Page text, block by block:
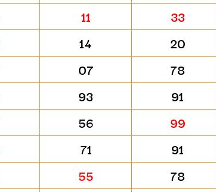
11
33
14
20
07
78
93
91
56
99
71
91
55
78